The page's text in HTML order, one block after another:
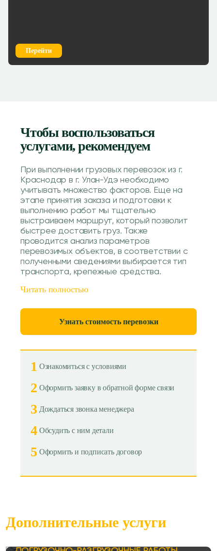
Перейти
Чтобы воспользоваться
услугами, рекомендуем
При выполнении грузовых перевозок из г.
Краснодар в г. Улан-Удэ необходимо
учитывать множество факторов. Еще на
этапе принятия заказа и подготовки к
выполнению работ мы тщательно
выстраиваем маршрут, который позволит
быстрее доставить груз. Также
проводится анализ параметров
перевозимых объектов, в соответствии с
полученными сведениями выбирается тип
транспорта, крепежные средства.
Читать полностью
Узнать стоимость перевозки
1 Ознакомиться с условиями
2 Оформить заявку в обратной форме связи
3 Дождаться звонка менеджера
4 Обсудить с ним детали
5 Оформить и подписать договор
Дополнительные услуги